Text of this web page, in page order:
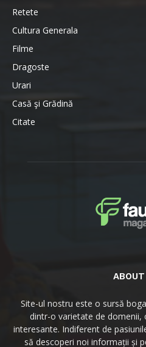
Retete
Cultura Generala
Filme
Dragoste
Urari
Casă şi Grădină
Citate
Site-ul nostru este o sursă
dintr-o varietate de domenii,
interesante. Indiferent de
să descoperi noi informații și